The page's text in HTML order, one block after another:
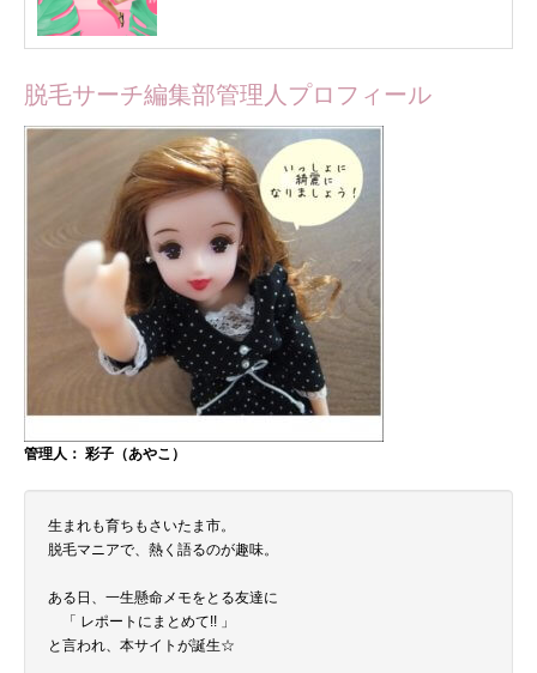
脱毛サーチ編集部管理人プロフィール
管理人： 彩子（あやこ）
生まれも育ちもさいたま市。
脱毛マニアで、熱く語るのが趣味。
ある日、一生懸命メモをとる友達に
「 レポートにまとめて!! 」
と言われ、本サイトが誕生☆